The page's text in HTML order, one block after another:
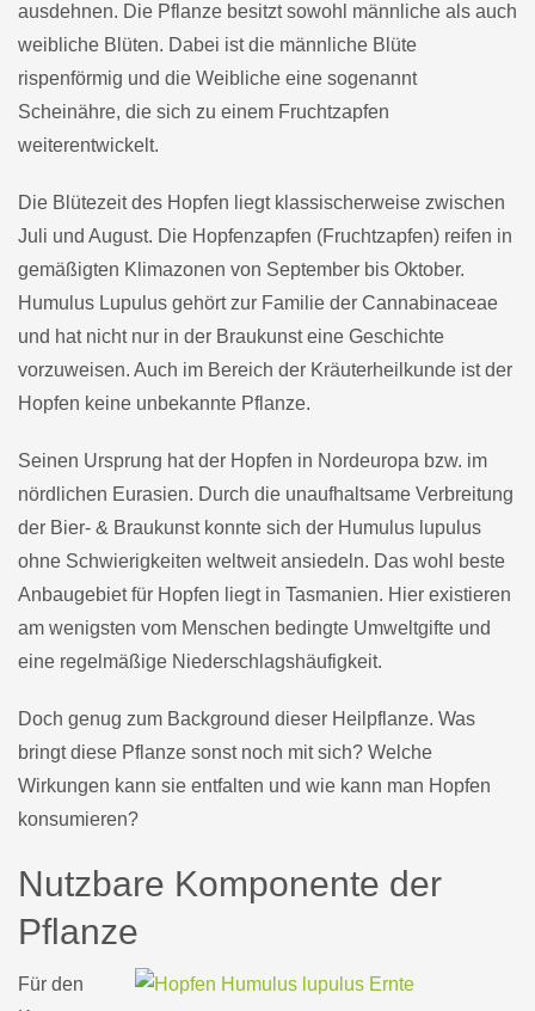
ausdehnen. Die Pflanze besitzt sowohl männliche als auch
weibliche Blüten. Dabei ist die männliche Blüte
rispenförmig und die Weibliche eine sogenannt
Scheinähre, die sich zu einem Fruchtzapfen
weiterentwickelt.
Die Blütezeit des Hopfen liegt klassischerweise zwischen
Juli und August. Die Hopfenzapfen (Fruchtzapfen) reifen in
gemäßigten Klimazonen von September bis Oktober.
Humulus Lupulus gehört zur Familie der Cannabinaceae
und hat nicht nur in der Braukunst eine Geschichte
vorzuweisen. Auch im Bereich der Kräuterheilkunde ist der
Hopfen keine unbekannte Pflanze.
Seinen Ursprung hat der Hopfen in Nordeuropa bzw. im
nördlichen Eurasien. Durch die unaufhaltsame Verbreitung
der Bier- & Braukunst konnte sich der Humulus lupulus
ohne Schwierigkeiten weltweit ansiedeln. Das wohl beste
Anbaugebiet für Hopfen liegt in Tasmanien. Hier existieren
am wenigsten vom Menschen bedingte Umweltgifte und
eine regelmäßige Niederschlagshäufigkeit.
Doch genug zum Background dieser Heilpflanze. Was
bringt diese Pflanze sonst noch mit sich? Welche
Wirkungen kann sie entfalten und wie kann man Hopfen
konsumieren?
Nutzbare Komponente der
Pflanze
Für den